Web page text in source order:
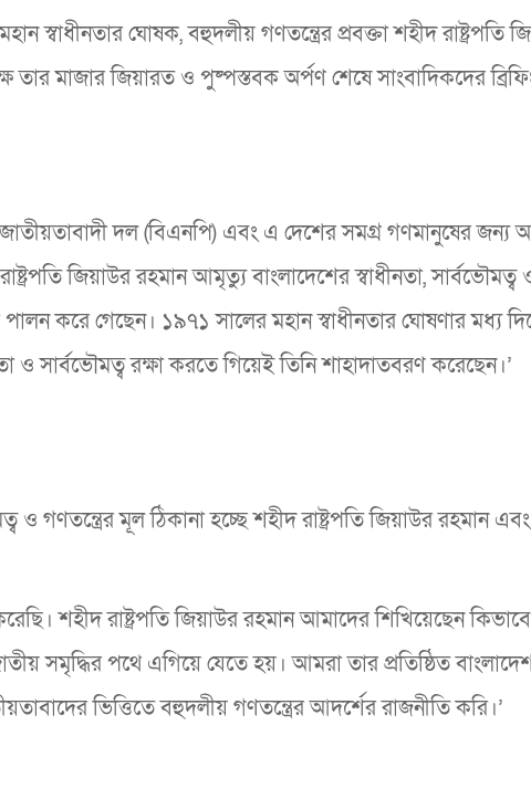
স্বাধীনতার ঘোষক, বহুদলীয় গণতন্ত্রের প্রবক্তা শহীদ রাষ্ট্রপতি
তার মাজার জিয়ারত ও পুষ্পস্তবক অর্পণ শেষে সাংবাদিকদের
জাতীয়তাবাদী দল (বিএনপি) এবং এ দেশের সমগ্র গণমানুষের জন্য
জিয়াউর রহমান আমৃত্যু বাংলাদেশের স্বাধীনতা, সার্বভৌমত্ব
করে গেছেন। ১৯৭১ সালের মহান স্বাধীনতার ঘোষণার মধ্য
ও সার্বভৌমত্ব রক্ষা করতে গিয়েই তিনি শাহাদাতবরণ করেছেন।’
ও গণতন্ত্রের মূল ঠিকানা হচ্ছে শহীদ রাষ্ট্রপতি জিয়াউর রহমান এবং
শহীদ রাষ্ট্রপতি জিয়াউর রহমান আমাদের শিখিয়েছেন
সমৃদ্ধির পথে এগিয়ে যেতে হয়। আমরা তার প্রতিষ্ঠিত
ভিত্তিতে বহুদলীয় গণতন্ত্রের আদর্শের রাজনীতি করি।’